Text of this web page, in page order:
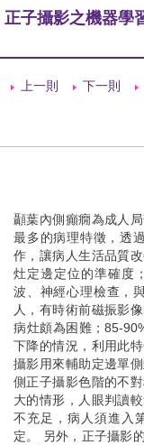
正子攝影之機器學
上一則 下一則
顳葉內側癲癇為成人
最多的病理特徵，透
作，讓病人生活品質
灶定邊定位的準確度
波、神經心理檢查，
人，有時術前磁振影
病灶頗為困難；85-
下降的情況，利用此
攝影用來輔助定邊單
側正子攝影色階的不
大的情形，人眼判讀
不充足，病人須進入
定。 另外，正子攝影